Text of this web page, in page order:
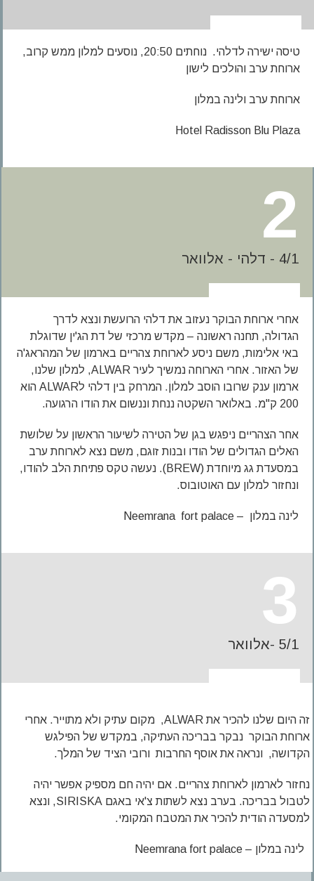
טיסה ישירה לדלהי. נוחתים 20:50, נוסעים למלון ממש קרוב,
ארוחת ערב והולכים לישון
ארוחת ערב ולינה במלון
Hotel Radisson Blu Plaza
2
4/1 - דלהי - אלוואר
אחרי ארוחת הבוקר נעזוב את דלהי הרועשת ונצא לדרך
הגדולה, תחנה ראשונה – מקדש מרכזי של דת הג'ין שדוגלת
באי אלימות, משם ניסע לארוחת צהריים בארמון של המהראג'ה
של האזור. אחרי הארוחה נמשיך לעיר ALWAR, למלון שלנו,
ארמון ענק שרובו הוסב למלון. המרחק בין דלהי לALWAR הוא
200 ק"מ. באלואר השקטה ננחת וננשום את הודו הרגועה.
אחר הצהריים ניפגש בגן של הטירה לשיעור הראשון על שלושת
האלים הגדולים של הודו ובנות זוגם, משם נצא לארוחת ערב
במסעדת גג מיוחדת (BREW). נעשה טקס פתיחת הלב להודו,
ונחזור למלון עם האוטובוס.
לינה במלון – Neemrana fort palace
3
5/1 -אלוואר
זה היום שלנו להכיר את ALWAR, מקום עתיק ולא מתוייר. אחרי
ארוחת הבוקר נבקר בבריכה העתיקה, במקדש של הפילגש
הקדושה, ונראה את אוסף החרבות ורובי הציד של המלך.
נחזור לארמון לארוחת צהריים. אם יהיה חם מספיק אפשר יהיה
לטבול בבריכה. בערב נצא לשתות צ'אי באגם SIRISKA, ונצא
למסעדה הודית להכיר את המטבח המקומי.
לינה במלון – Neemrana fort palace